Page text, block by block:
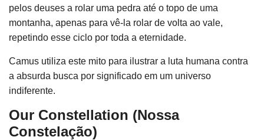
pelos deuses a rolar uma pedra até o topo de uma
montanha, apenas para vê-la rolar de volta ao vale,
repetindo esse ciclo por toda a eternidade.
Camus utiliza este mito para ilustrar a luta humana contra
a absurda busca por significado em um universo
indiferente.
Our Constellation (Nossa
Constelação)